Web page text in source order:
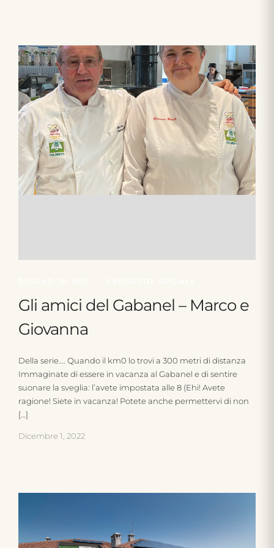
Gli amici del Gabanel – Marco e
Giovanna
Della serie…. Quando il km0 lo trovi a 300 metri di distanza
Immaginate di essere in vacanza al Gabanel e di sentire
suonare la sveglia: l’avete impostata alle 8 (Ehi! Avete
ragione! Siete in vacanza! Potete anche permettervi di non
[…]
Dicembre 1, 2022